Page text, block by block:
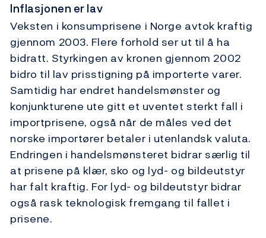
Inflasjonen er lav
Veksten i konsumprisene i Norge avtok kraftig
gjennom 2003. Flere forhold ser ut til å ha
bidratt. Styrkingen av kronen gjennom 2002
bidro til lav prisstigning på importerte varer.
Samtidig har endret handelsmønster og
konjunkturene ute gitt et uventet sterkt fall i
importprisene, også når de måles ved det
norske importører betaler i utenlandsk valuta.
Endringen i handelsmønsteret bidrar særlig til
at prisene på klær, sko og lyd- og bildeutstyr
har falt kraftig. For lyd- og bildeutstyr bidrar
også rask teknologisk fremgang til fallet i
prisene.